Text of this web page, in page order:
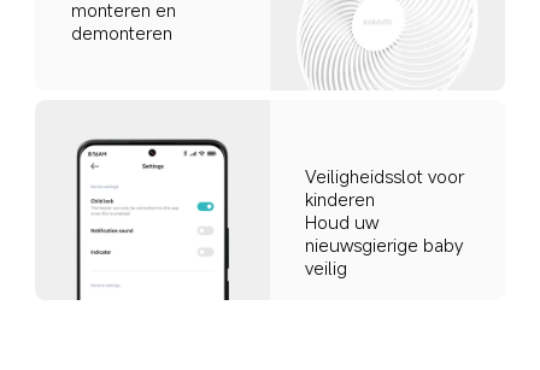
monteren en
demonteren
Veiligheidsslot voor
kinderen
Houd uw
nieuwsgierige baby
veilig